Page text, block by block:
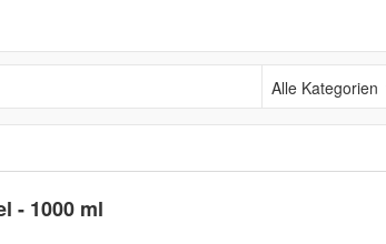
Alle Kategorien
- 1000 ml